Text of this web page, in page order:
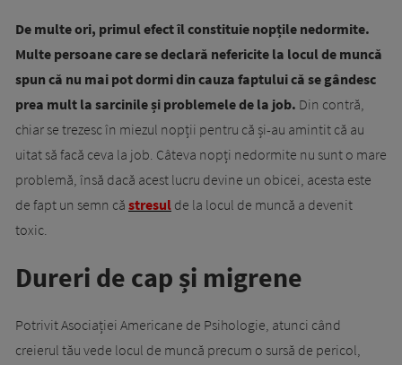
De multe ori, primul efect îl constituie nopțile nedormite.
Multe persoane care se declară nefericite la locul de muncă
spun că nu mai pot dormi din cauza faptului că se gândesc
prea mult la sarcinile și problemele de la job. Din contră,
chiar se trezesc în miezul nopții pentru că și-au amintit că au
uitat să facă ceva la job. Câteva nopți nedormite nu sunt o mare
problemă, însă dacă acest lucru devine un obicei, acesta este
de fapt un semn că stresul de la locul de muncă a devenit
toxic.
Dureri de cap și migrene
Potrivit Asociației Americane de Psihologie, atunci când
creierul tău vede locul de muncă precum o sursă de pericol,